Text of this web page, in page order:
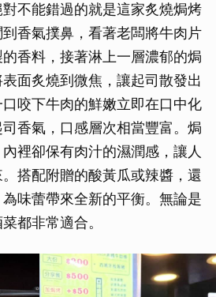
不能錯過的就是這家炙燒焗烤
香氣撲鼻，看著老闆將牛肉片
香料，接著淋上一層濃郁的焗
面炙燒到微焦，讓起司散發出
咬下牛肉的鮮嫩立即在口中化
香氣，口感層次相當豐富。焗
裡卻保有肉汁的濕潤感，讓人
搭配附贈的酸黃瓜或辣醬，還
味蕾帶來全新的平衡。無論是
都非常適合。